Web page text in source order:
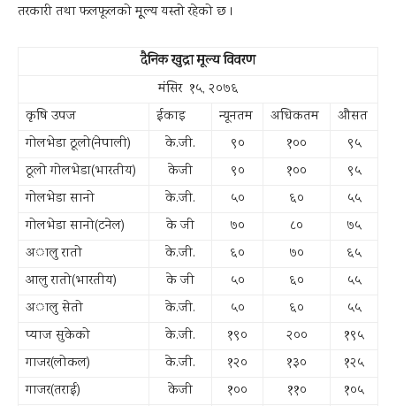
तरकारी तथा फलफूलको मूूल्य यस्तो रहेको छ ।
दैनिक खुद्रा मूल्य विवरण
मंसिर १५, २०७६
कृषि उपज
ईकाइ न्यूनतम अधिकतम
औसत
गोलभेडा ठूलो(नेपाली)
के.जी. ९० १००
९५
ठूलो गोलभेडा(भारतीय)
केजी ९० १००
९५
गोलभेडा सानो
के.जी. ५० ६०
५५
गोलभेडा सानो(टनेल)
के जी ७० ८०
७५
अालु रातो
के.जी. ६० ७०
६५
आलु रातो(भारतीय)
के जी ५० ६०
५५
अालु सेतो
के.जी. ५० ६०
५५
प्याज सुकेको
के.जी. १९० २००
१९५
गाजर(लोकल)
के.जी. १२० १३०
१२५
गाजर(तराई)
केजी १०० ११०
१०५